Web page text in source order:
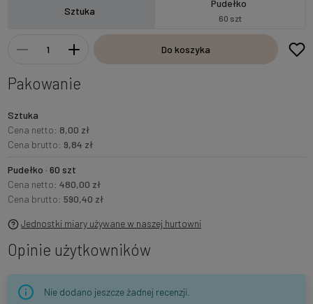
Sztuka
Pudełko
60 szt
Do koszyka
Pakowanie
Sztuka
Cena netto: 8,00 zł
Cena brutto: 9,84 zł
Pudełko · 60 szt
Cena netto: 480,00 zł
Cena brutto: 590,40 zł
Jednostki miary używane w naszej hurtowni
Opinie użytkowników
Nie dodano jeszcze żadnej recenzji.